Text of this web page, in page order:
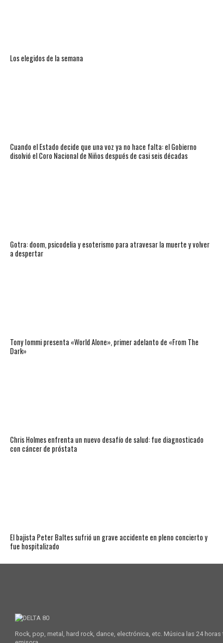
Los elegidos de la semana
Cuando el Estado decide que una voz ya no hace falta: el Gobierno
disolvió el Coro Nacional de Niños después de casi seis décadas
Gotra: doom, psicodelia y esoterismo para atravesar la muerte y volver
a despertar
Tony Iommi presenta «World Alone», primer adelanto de «From The
Dark»
Chris Holmes enfrenta un nuevo desafío de salud: fue diagnosticado
con cáncer de próstata
El bajista Peter Baltes sufrió un grave accidente en pleno concierto y
fue hospitalizado
Rock, pop, metal, hard rock, dance, electrónica, etc. Música las 24